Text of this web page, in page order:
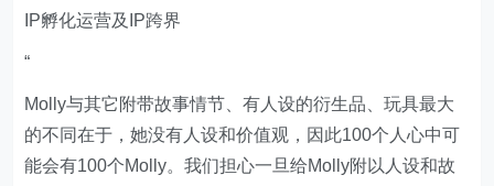
IP孵化运营及IP跨界
“
Molly与其它附带故事情节、有人设的衍生品、玩具最大
的不同在于，她没有人设和价值观，因此100个人心中可
能会有100个Molly。我们担心一旦给Molly附以人设和故